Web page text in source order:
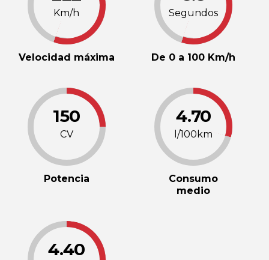
Km/h
Velocidad máxima
Segundos
De 0 a 100 Km/h
150
CV
Potencia
4.70
l/100km
Consumo
medio
4.40